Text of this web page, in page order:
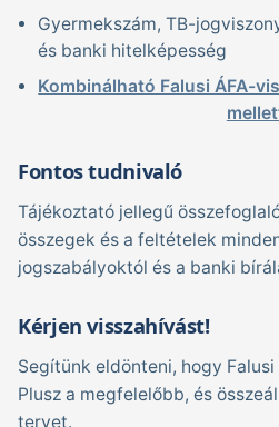
Gyermekszám, TB-
és banki hitelképesség
Kombinálható Falusi ÁFA-
Fontos tudnivaló
Tájékoztató jellegű
összegek és a feltételek
jogszabályoktól és a banki
Kérjen visszahívást!
Segítünk eldönteni, hogy Falusi
Plusz a megfelelőbb, és
tervet.